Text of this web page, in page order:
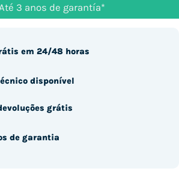
3 anos de garantía*
em 24/48 horas
disponível
grátis
de garantia